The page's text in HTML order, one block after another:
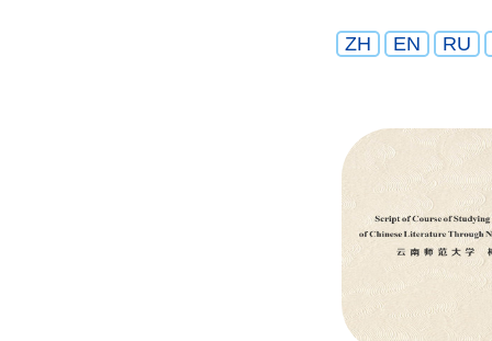
ZH EN RU